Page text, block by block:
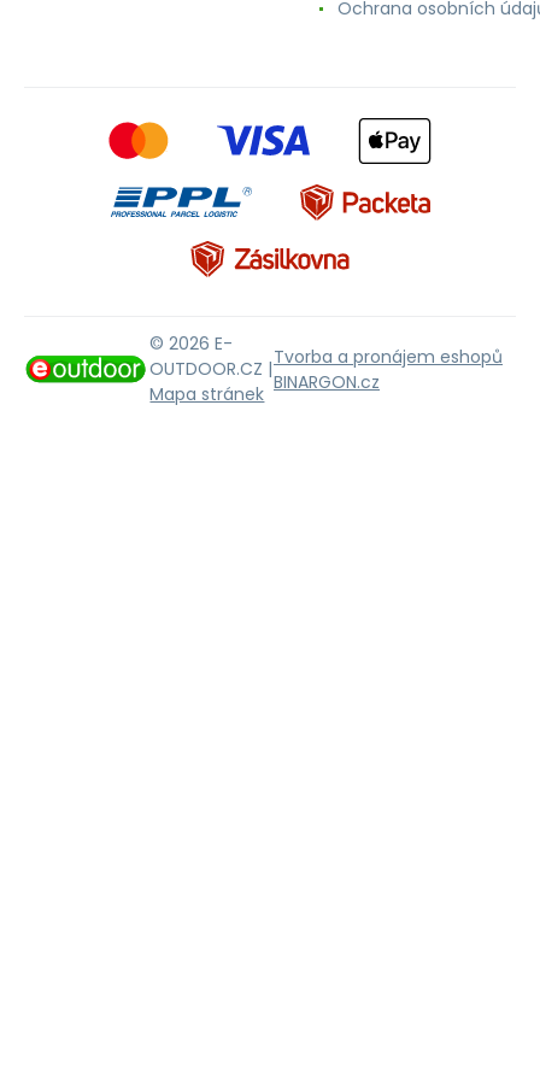
Ochrana osobních
© 2026 E-
OUTDOOR.CZ |
Mapa stránek
Tvorba a pronájem eshopů
BINARGON.cz